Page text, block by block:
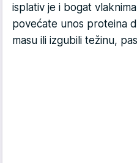
isplativ je i bogat
povećate unos proteina
masu ili izgubili težinu,